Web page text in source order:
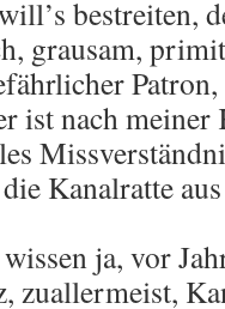
bestreiten,
grausam,
ist nach meiner
Kanalratte
ja, vor
zuallermeist,